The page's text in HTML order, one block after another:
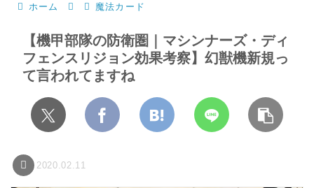
ホーム 魔法カード
【機甲部隊の防衛圏｜マシンナーズ・ディ
フェンスリジョン効果考察】幻獣機新規っ
て言われてますね
2020.02.11